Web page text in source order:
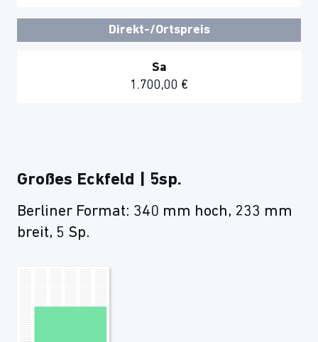
Direkt-/Ortspreis
Sa
1.700,00 €
Großes Eckfeld | 5sp.
Berliner Format: 340 mm hoch, 233 mm
breit, 5 Sp.